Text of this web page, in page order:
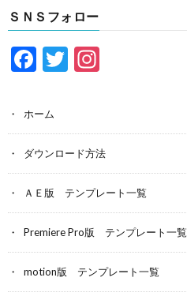
ＳＮＳフォロー
F
e
b
o
o
k
T
er gr
a
m
ホーム
ダウンロード方法
ＡＥ版 テンプレート一覧
Premiere Pro版 テンプレート一覧
motion版 テンプレート一覧